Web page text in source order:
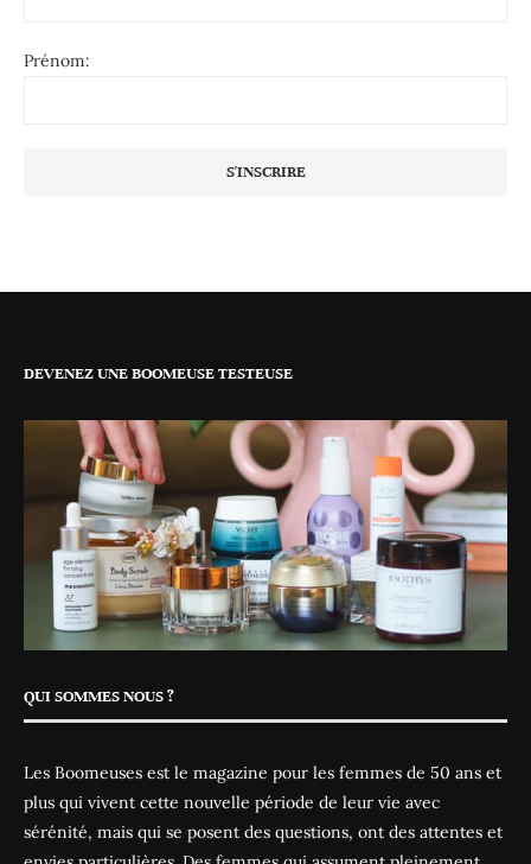
Prénom:
DEVENEZ UNE BOOMEUSE TESTEUSE
QUI SOMMES NOUS ?
Les Boomeuses est le magazine pour les femmes de 50 ans et
plus qui vivent cette nouvelle période de leur vie avec
sérénité, mais qui se posent des questions, ont des attentes et